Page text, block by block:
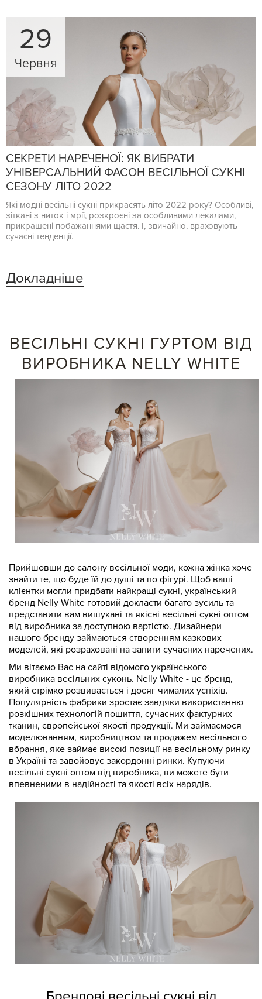
29
Червня
СЕКРЕТИ НАРЕЧЕНОЇ: ЯК ВИБРАТИ
УНІВЕРСАЛЬНИЙ ФАСОН ВЕСІЛЬНОЇ СУКНІ
СЕЗОНУ ЛІТО 2022
Які модні весільні сукні прикрасять літо 2022 року? Особливі,
зіткані з ниток і мрії, розкроєні за особливими лекалами,
прикрашені побажаннями щастя. І, звичайно, враховують
сучасні тенденції.
Докладніше
ВЕСІЛЬНІ СУКНІ ГУРТОМ ВІД
ВИРОБНИКА NELLY WHITE
Прийшовши до салону весільної моди, кожна жінка хоче
знайти те, що буде їй до душі та по фігурі. Щоб ваші
клієнтки могли придбати найкращі сукні, український
бренд Nelly White готовий докласти багато зусиль та
представити вам вишукані та якісні весільні сукні оптом
від виробника за доступною вартістю. Дизайнери
нашого бренду займаються створенням казкових
моделей, які розраховані на запити сучасних наречених.
Ми вітаємо Вас на сайті відомого українського
виробника весільних суконь. Nelly White - це бренд,
який стрімко розвивається і досяг чималих успіхів.
Популярність фабрики зростає завдяки використанню
розкішних технологій пошиття, сучасних фактурних
тканин, європейської якості продукції. Ми займаємося
моделюванням, виробництвом та продажем весільного
вбрання, яке займає високі позиції на весільному ринку
в Україні та завойовує закордонні ринки. Купуючи
весільні сукні оптом від виробника, ви можете бути
впевненими в надійності та якості всіх нарядів.